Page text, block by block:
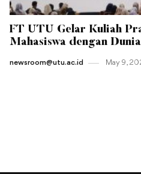
FT UTU Gelar Kuliah
Mahasiswa dengan
newsroom@utu.ac.id May 9 ,